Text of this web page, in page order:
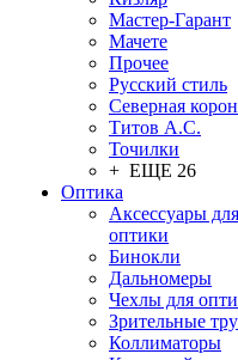
Мастер-Гарант
Мачете
Прочее
Русский стиль
Северная
Титов А.С.
Точилки
+ ЕЩЕ 26
Оптика
Аксессуары для
оптики
Бинокли
Дальномеры
Чехлы для
Зрительные
Коллиматоры